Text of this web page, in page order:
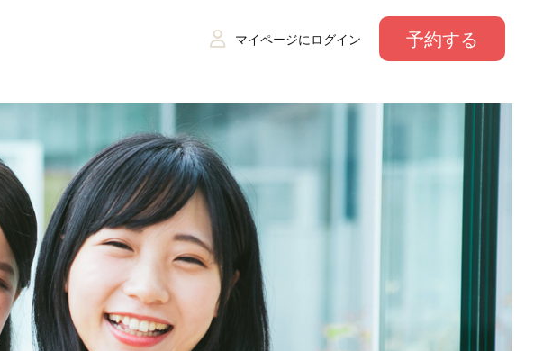
マイページにログイン 予約する